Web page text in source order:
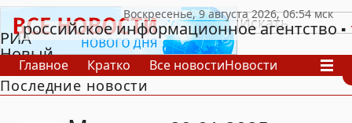
РИА
Новый
День
российское информационное агентство
Главное Кратко Все новостиНовости
В России
В мире
Последние новости